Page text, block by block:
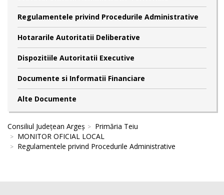
Regulamentele privind Procedurile Administrative
Hotararile Autoritatii Deliberative
Dispozitiile Autoritatii Executive
Documente si Informatii Financiare
Alte Documente
Consiliul Județean Argeș
Primăria Teiu
MONITOR OFICIAL LOCAL
Regulamentele privind Procedurile Administrative